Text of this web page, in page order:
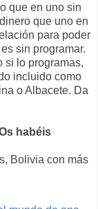
que en uno sin
que uno en
para poder
sin programar.
si lo programas,
incluido como
o Albacete. Da
habéis
Bolivia con más